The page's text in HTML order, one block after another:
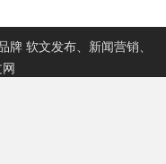
软文发布、新闻营销、